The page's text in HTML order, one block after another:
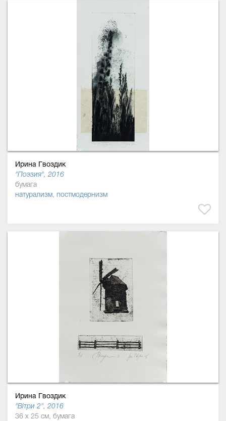
Ирина Гвоздик
"Поэзия", 2016
бумага
натурализм, постмодернизм
Ирина Гвоздик
"Вітри 2", 2016
36 x 25 см, бумага